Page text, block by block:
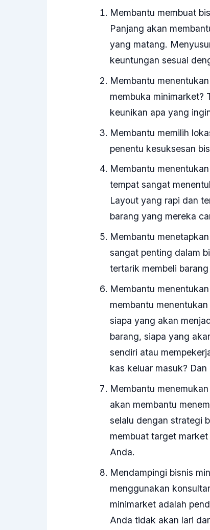
Membantu membuat
Panjang akan
yang matang.
keuntungan sesuai
Membantu
membuka minimarket?
keunikan apa yang
Membantu memilih
penentu kesuksesan
Membantu
tempat sangat
Layout yang rapi dan
barang yang mereka
Membantu
sangat penting dalam
tertarik membeli
Membantu
membantu
siapa yang akan
barang, siapa yang
sendiri atau
kas keluar masuk?
Membantu
akan membantu
selalu dengan strategi
membuat target
Anda.
Mendampingi bisnis
menggunakan
minimarket adalah
Anda tidak akan lari